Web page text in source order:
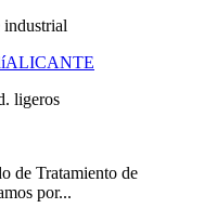
industrial
ALICANTE
ligeros
de Tratamiento de
por...